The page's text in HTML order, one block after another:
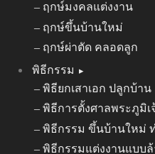
ฤกษ์มงคลแต่งงาน
ฤกษ์ขึ้นบ้านใหม่
ฤกษ์ผ่าตัด คลอดลูก
พิธีกรรม
พิธียกเสาเอก ปลูกบ้าน
พิธีการตั้งศาลพระภูมิเ
พิธีกรรม ขึ้นบ้านใหม่
พิธีกรรมแต่งงานแบบ